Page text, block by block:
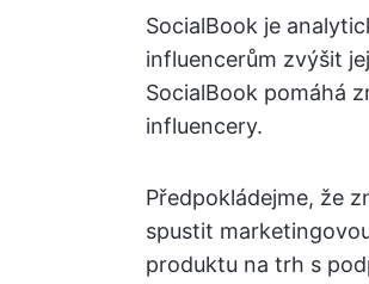
SocialBook je
influencerům zvýšit
SocialBook pomáhá
influencery.
Předpokládejme, že
spustit
produktu na trh s